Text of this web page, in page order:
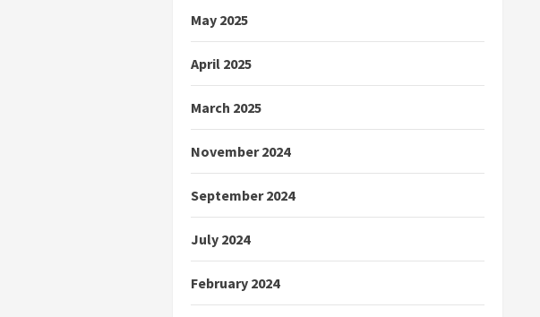
May 2025
April 2025
March 2025
November 2024
September 2024
July 2024
February 2024